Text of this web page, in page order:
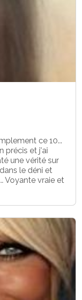
ce 10...
précis et j'ai
une vérité sur
le déni et
Voyante vraie et